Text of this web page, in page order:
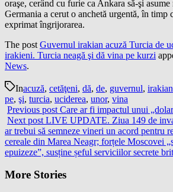
oraşe, cerând cu furie ca Ankara să-şi asume
Germania a cerut o anchetă urgentă, în timp
exprimat îngrijorarea.
The post Guvernul irakian acuză Turcia de
irakieni. Turcia neagă şi dă vina pe kurzi
News.
Inacuză, cetăţeni, dă, de, guvernul, irakian
pe, şi, turcia, uciderea, unor, vina
Previous post Care ar fi impactul unui
Next post LIVE UPDATE. Ziua 149 de
ar trebui să semneze vineri un acord pentru
cereale din Marea Neagr; forțele Moscovei
epuizeze”, susține șeful serviciilor secrete
More Stories